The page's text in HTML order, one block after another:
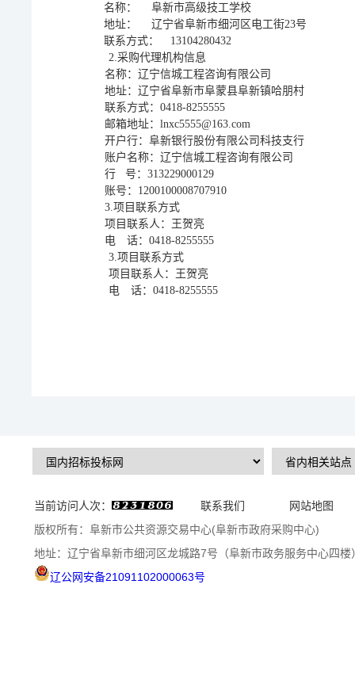
名称：
阜新市高级技工学校
地址：
辽宁省阜新市细河区电工街23号
联系方式：
13104280432
2.采购代理机构信息
名称：辽宁信城工程咨询有限公司
地址：辽宁省阜新市阜蒙县阜新镇哈朋村
联系方式： 0418-8255555
邮箱地址： lnxc5555@163.com
开户行：阜新银行股份有限公司科技支行
账户名称：辽宁信城工程咨询有限公司
行
号： 313229000129
账号： 1200100008707910
3.项目联系方式
项目联系人：王贺亮
电 话： 0418-8255555
3.项目联系方式
项目联系人： 王贺亮
电 话： 0418-8255555
当前访问人次： 联系我们
网站地图
版权所有：阜新市公共资源交易中心(阜新市政府采购中心)
地址：辽宁省阜新市细河区龙城路7号（阜新市政务服务中心四楼
辽公网安备21091102000063号